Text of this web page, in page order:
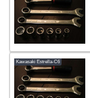
Kawasaki Estrella-C6